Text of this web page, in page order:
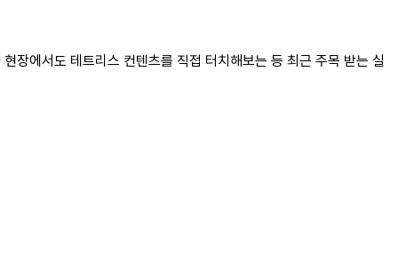
에서도 테트리스 컨텐츠를 직접 터치해보는 등 최근 주목 받는 실